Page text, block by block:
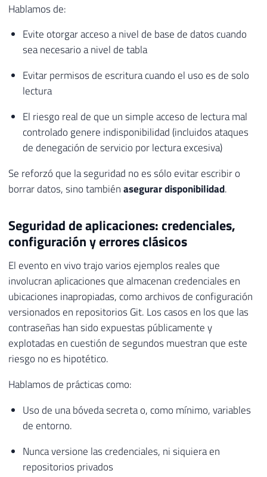
Hablamos de:
Evite otorgar acceso a nivel de base de datos cuando
sea necesario a nivel de tabla
Evitar permisos de escritura cuando el uso es de solo
lectura
El riesgo real de que un simple acceso de lectura mal
controlado genere indisponibilidad (incluidos ataques
de denegación de servicio por lectura excesiva)
Se reforzó que la seguridad no es sólo evitar escribir o
borrar datos, sino tambiénasegurar disponibilidad.
Seguridad de aplicaciones: credenciales,
configuración y errores clásicos
El evento en vivo trajo varios ejemplos reales que
involucran aplicaciones que almacenan credenciales en
ubicaciones inapropiadas, como archivos de configuración
versionados en repositorios Git. Los casos en los que las
contraseñas han sido expuestas públicamente y
explotadas en cuestión de segundos muestran que este
riesgo no es hipotético.
Hablamos de prácticas como:
Uso de una bóveda secreta o, como mínimo, variables
de entorno.
Nunca versione las credenciales, ni siquiera en
repositorios privados